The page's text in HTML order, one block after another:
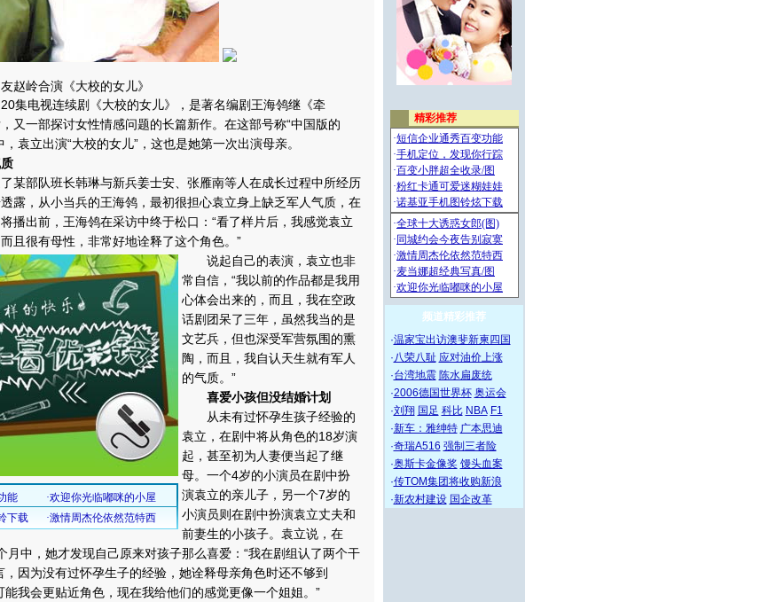
赵岭合演《大校的女儿》
电视连续剧《大校的女儿》，是著名编剧王海鸰继《牵
又一部探讨女性情感问题的长篇新作。在这部号称“中国版的
，袁立出演“大校的女儿”，这也是她第一次出演母亲。
部队班长韩琳与新兵姜士安、张雁南等人在成长过程中所经历
露，从小当兵的王海鸰，最初很担心袁立身上缺乏军人气质，在
播出前，王海鸰在采访中终于松口：“看了样片后，我感觉袁立
且很有母性，非常好地诠释了这个角色。 ”
说起自己的表演，袁立也非
常自信，“我以前的作品都是我用
心体会出来的，而且，我在空政
话剧团呆了三年，虽然我当的是
文艺兵，但也深受军营氛围的熏
陶，而且，我自认天生就有军人
的气质。”
喜爱小孩但没结婚计划
从未有过怀孕生孩子经验的
袁立，在剧中将从角色的18岁演
起，甚至初为人妻便当起了继
母。一个4岁的小演员在剧中扮
演袁立的亲儿子，另一个7岁的
小演员则在剧中扮演袁立丈夫和
前妻生的小孩子。袁立说，在
月中，她才发现自己原来对孩子那么喜爱：“我在剧组认了两个干
，因为没有过怀孕生子的经验，她诠释母亲角色时还不够到
能我会更贴近角色，现在我给他们的感觉更像一个姐姐。”
频道精彩推荐
·温家宝出访澳斐新柬四国
·八荣八耻 应对油价上涨
·台湾地震 陈水扁废统
·2006德国世界杯 奥运会
·刘翔 国足 科比 NBA F1
·新车：雅绅特 广本思迪
·奇瑞A516 强制三者险
·奥斯卡金像奖 馒头血案
·传TOM集团将收购新浪
·新农村建设 国企改革